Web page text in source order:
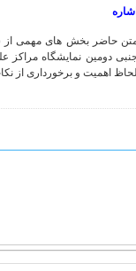
اشاره
حاضر بخش های مهمی از
دومین نمایشگاه مراکز
لحاظ اهمیت و برخورداری از